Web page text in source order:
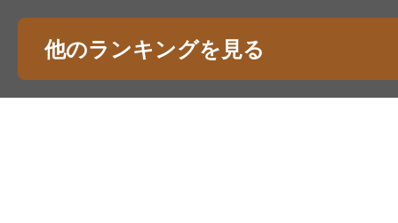
他のランキングを見る